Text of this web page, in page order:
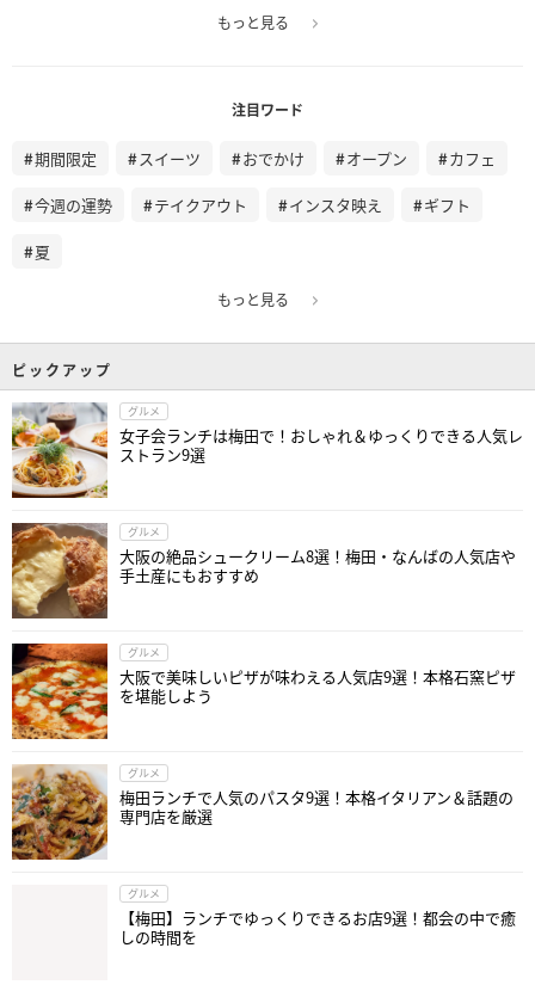
もっと見る
注目ワード
期間限定 スイーツ おでかけ オープン カフェ
今週の運勢 テイクアウト インスタ映え ギフト
夏
もっと見る
ピックアップ
グルメ
女子会ランチは梅田で！おしゃれ＆ゆっくりできる人気レ
ストラン9選
グルメ
大阪の絶品シュークリーム8選！梅田・なんばの人気店や
手土産にもおすすめ
グルメ
大阪で美味しいピザが味わえる人気店9選！本格石窯ピザ
を堪能しよう
グルメ
梅田ランチで人気のパスタ9選！本格イタリアン＆話題の
専門店を厳選
グルメ
【梅田】ランチでゆっくりできるお店9選！都会の中で癒
しの時間を